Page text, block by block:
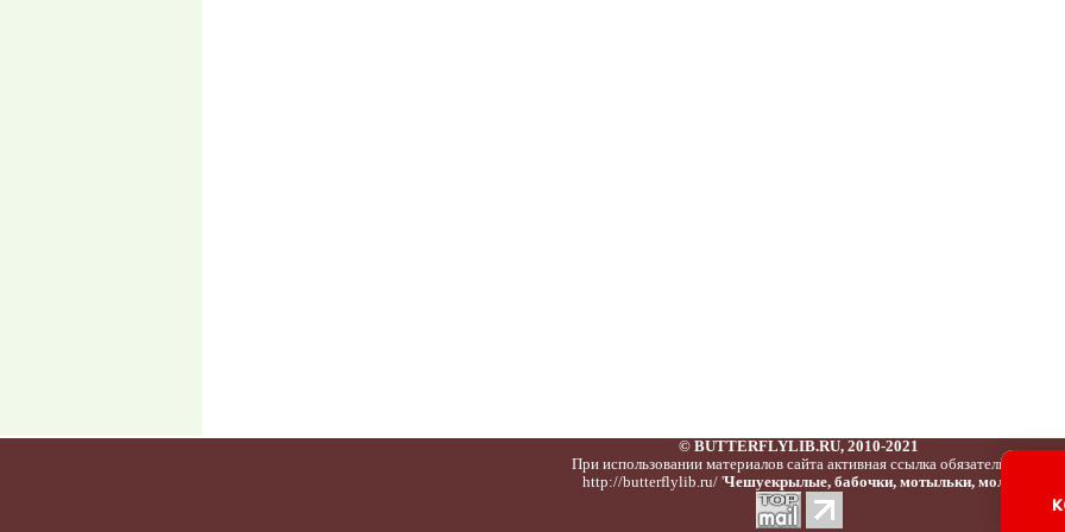
© BUTTERFLYLIB.RU, 2010-2021
При использовании материалов сайта активная ссылка обязательна:
http://butterflylib.ru/ 'Чешуекрылые, бабочки, мотыльки, моли